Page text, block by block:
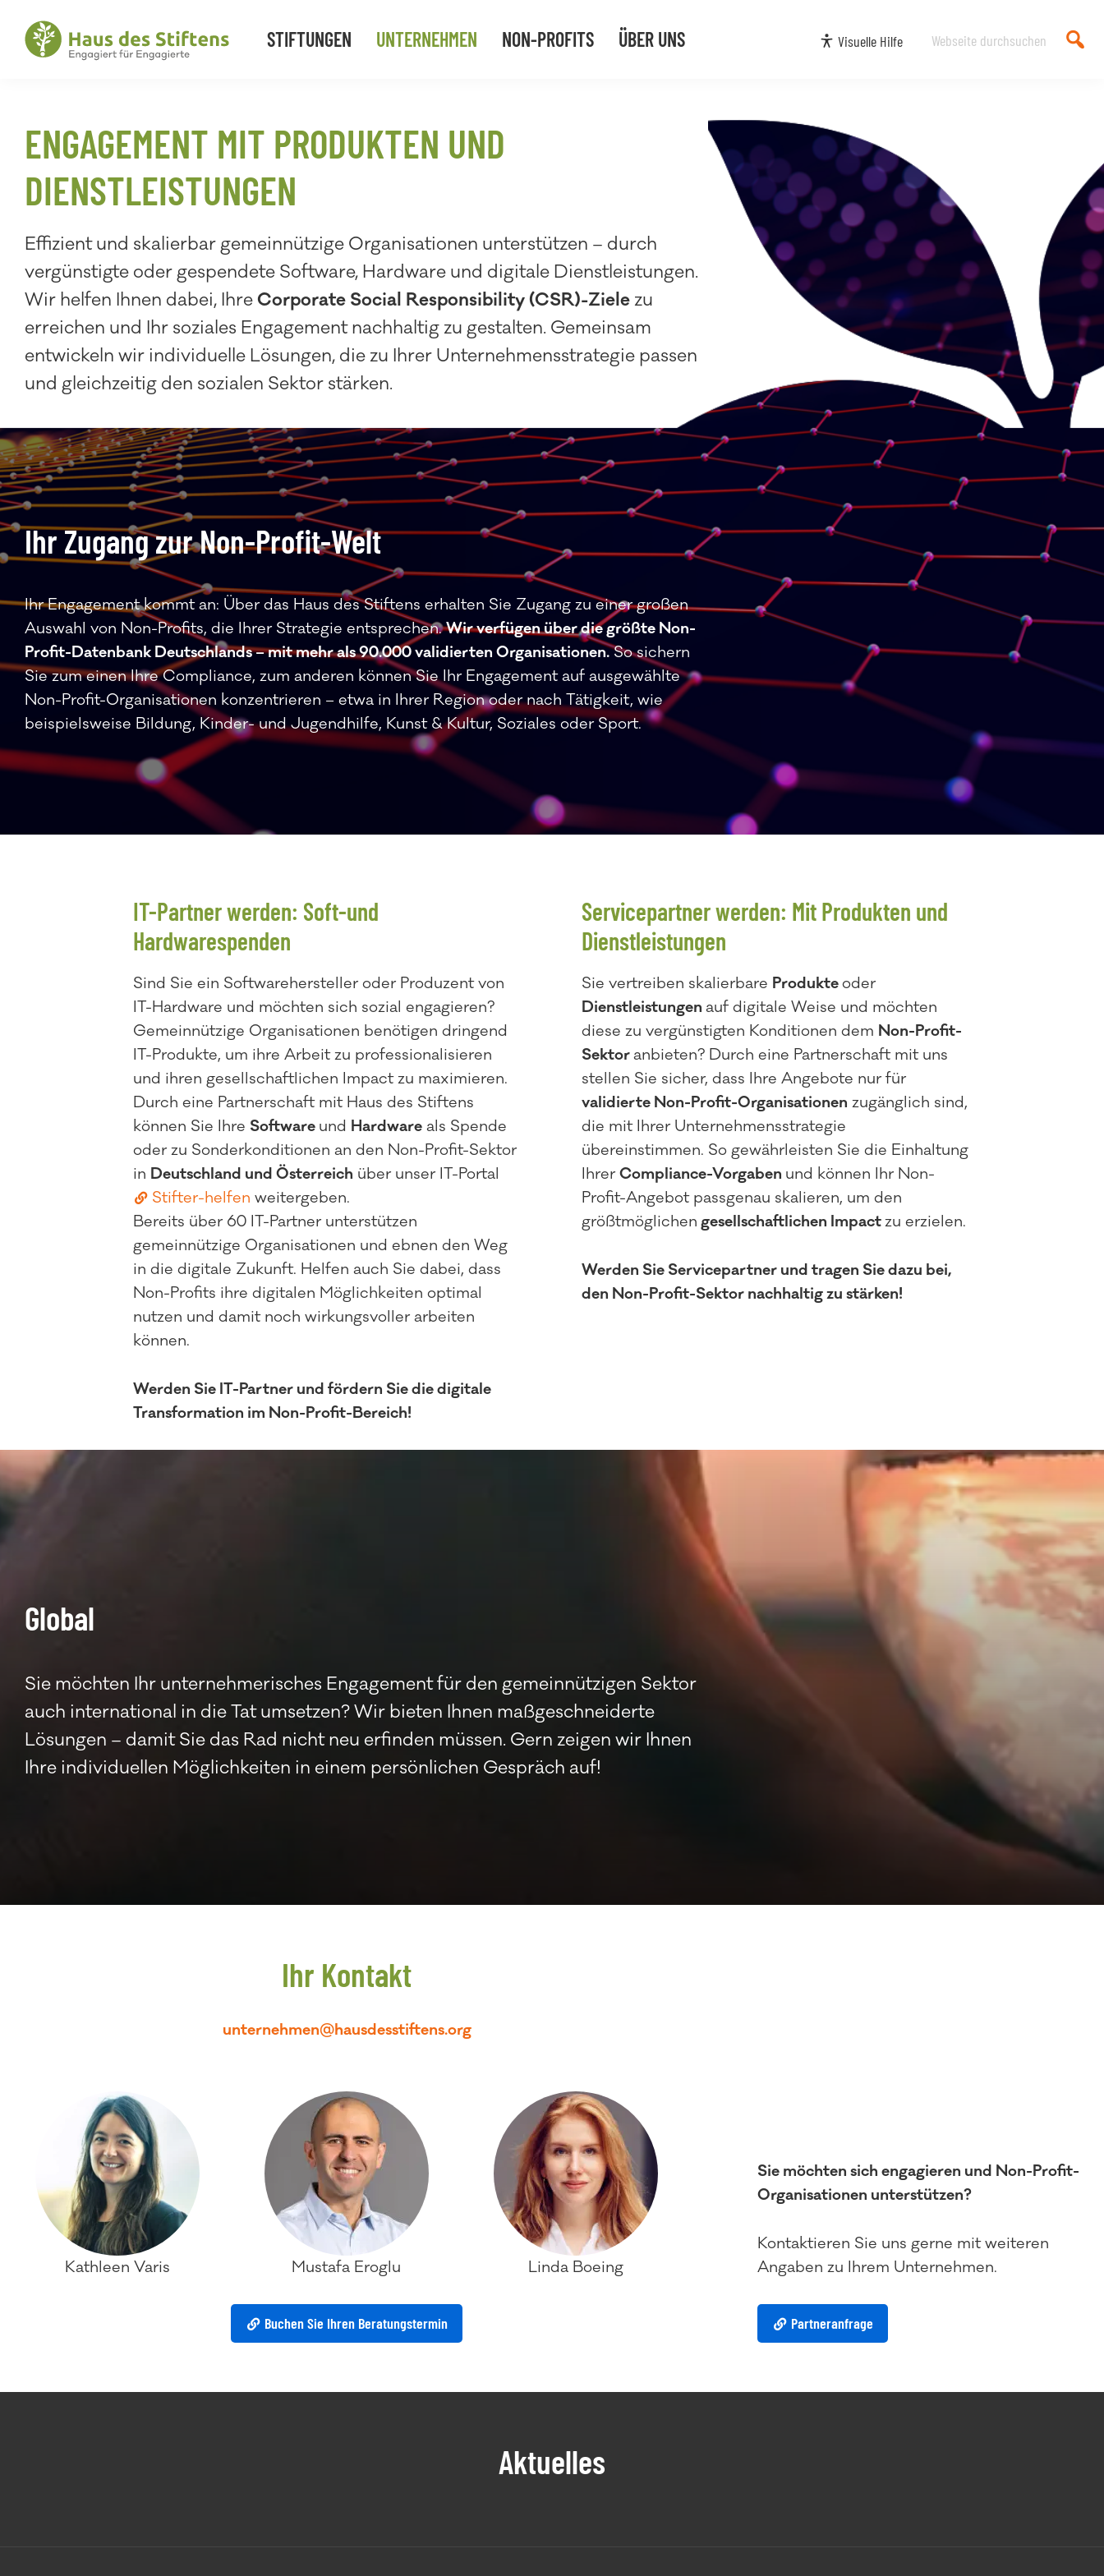
Hauptnavigation
springen
Inhalt
springen
Fußzeile
springen
STIFTUNGEN UNTERNEHMEN NON-PROFITS ÜBER UNS Visuelle Hilfe
ENGAGEMENT MIT PRODUKTEN UND
DIENSTLEISTUNGEN
Effizient und skalierbar gemeinnützige Organisationen unterstützen – durch
vergünstigte oder gespendete Software, Hardware und digitale Dienstleistungen.
Wir helfen Ihnen dabei, IhreCorporate Social Responsibility (CSR)-Zielezu
erreichen und Ihr soziales Engagement nachhaltig zu gestalten. Gemeinsam
entwickeln wir individuelle Lösungen, die zu Ihrer Unternehmensstrategie passen
und gleichzeitig den sozialen Sektor stärken.
Ihr Zugang zur Non-Profit-Welt
Ihr Engagement kommt an: Über das Haus des Stiftens erhalten Sie Zugang zu einer großen
Auswahl von Non-Profits, die Ihrer Strategie entsprechen.Wir verfügen über die größte Non-
Profit-Datenbank Deutschlands – mit mehr als 90.000 validierten Organisationen.So sichern
Sie zum einen Ihre Compliance, zum anderen können Sie Ihr Engagement auf ausgewählte
Non-Profit-Organisationen konzentrieren – etwa in Ihrer Region oder nach Tätigkeit, wie
beispielsweise Bildung, Kinder- und Jugendhilfe, Kunst & Kultur, Soziales oder Sport.
IT-Partner werden: Soft-und
Hardwarespenden
Sind Sie ein Softwarehersteller oder Produzent von
IT-Hardware und möchten sich sozial engagieren?
Gemeinnützige Organisationen benötigen dringend
IT-Produkte, um ihre Arbeit zu professionalisieren
und ihren gesellschaftlichen Impact zu maximieren.
Durch eine Partnerschaft mit Haus des Stiftens
können Sie Ihre Software und Hardware als Spende
oder zu Sonderkonditionen an den Non-Profit-Sektor
in Deutschland und Österreich über unser IT-Portal
Stifter-helfen weitergeben.
Bereits über 60 IT-Partner unterstützen
gemeinnützige Organisationen und ebnen den Weg
in die digitale Zukunft. Helfen auch Sie dabei, dass
Non-Profits ihre digitalen Möglichkeiten optimal
nutzen und damit noch wirkungsvoller arbeiten
können.
Werden Sie IT-Partner und fördern Sie die digitale
Transformation im Non-Profit-Bereich!
Servicepartner werden: Mit Produkten und
Dienstleistungen
Sie vertreiben skalierbare Produkteoder
Dienstleistungen auf digitale Weise und möchten
diese zu vergünstigten Konditionen dem Non-Profit-
Sektoranbieten? Durch eine Partnerschaft mit uns
stellen Sie sicher, dass Ihre Angebote nur für
validierte Non-Profit-Organisationen zugänglich sind,
die mit Ihrer Unternehmensstrategie
übereinstimmen. So gewährleisten Sie die Einhaltung
Ihrer Compliance-Vorgaben und können Ihr Non-
Profit-Angebot passgenau skalieren, um den
größtmöglichen gesellschaftlichen Impactzu erzielen.
Werden Sie Servicepartner und tragen Sie dazu bei,
den Non-Profit-Sektor nachhaltig zu stärken!
Global
Sie möchten Ihr unternehmerisches Engagement für den gemeinnützigen Sektor
auch international in die Tat umsetzen? Wir bieten Ihnen maßgeschneiderte
Lösungen – damit Sie das Rad nicht neu erfinden müssen. Gern zeigen wir Ihnen
Ihre individuellen Möglichkeiten in einem persönlichen Gespräch auf!
Ihr Kontakt
unternehmen@hausdesstiftens.org
Kathleen Varis Mustafa Eroglu Linda Boeing
Buchen Sie Ihren Beratungstermin
Sie möchten sich engagieren und Non-Profit-
Organisationen unterstützen?
Kontaktieren Sie uns gerne mit weiteren
Angaben zu Ihrem Unternehmen.
Partneranfrage
Aktuelles